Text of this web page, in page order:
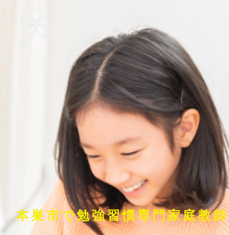
本巣市で勉強習慣専門家庭教師